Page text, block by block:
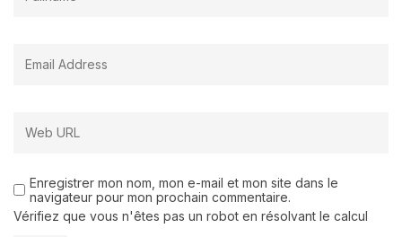
Enregistrer mon nom, mon e-mail et mon site dans le
navigateur pour mon prochain commentaire.
Vérifiez que vous n'êtes pas un robot en résolvant le calcul